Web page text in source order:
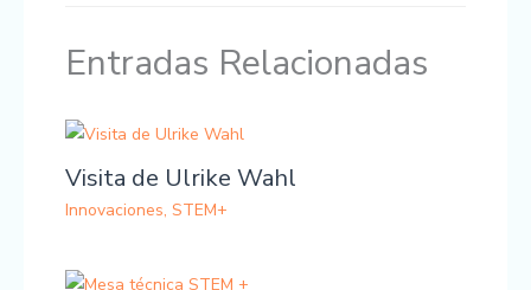
Entradas Relacionadas
Visita de Ulrike Wahl
Innovaciones, STEM+